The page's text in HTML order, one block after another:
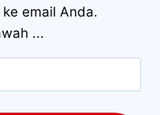
email Anda.
...